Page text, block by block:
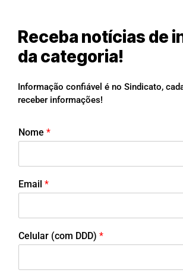
Receba notícias de
da categoria!
Informação confiável é no Sindicato,
receber informações!
Nome *
Email *
Celular (com DDD) *